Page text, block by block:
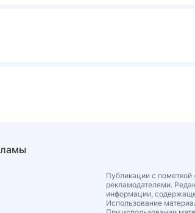
Публикации с
рекламодателями.
информации,
Использование